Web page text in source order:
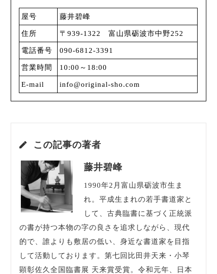
屋号 藤井碧峰
住所 〒939-1322 富山県砺波市中野252
電話番号 090-6812-3391
営業時間 10:00～18:00
E-mail info@original-sho.com
この記事の著者
藤井碧峰
1990年2月富山県砺波市生ま
れ。平成生まれの若手書道家と
して、古典臨書に基づく正統派
の書が持つ本物の字の良さを追求しながら、現代
的で、誰よりも敷居の低い、身近な書道家を目指
して活動しております。第七回比田井天来・小琴
顕彰佐久全国臨書展 天来賞受賞。令和元年、日本